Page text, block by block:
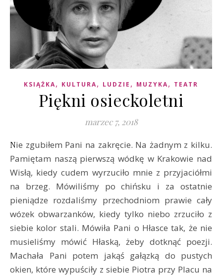
KSIĄŻKA, KULTURA, LUDZIE , MUZYKA, TEATR
Piękni osieckoletni
marzec 7, 2018
Nie zgubiłem Pani na zakręcie. Na żadnym z kilku.
Pamiętam naszą pierwszą wódkę w Krakowie nad
Wisłą, kiedy cudem wyrzuciło mnie z przyjaciółmi
na brzeg. Mówiliśmy po chińsku i za ostatnie
pieniądze rozdaliśmy przechodniom prawie cały
wózek obwarzanków, kiedy tylko niebo zrzuciło z
siebie kolor stali. Mówiła Pani o Hłasce tak, że nie
musieliśmy mówić Hłaską, żeby dotknąć poezji.
Machała Pani potem jakąś gałązką do pustych
okien, które wypuściły z siebie Piotra przy Placu na